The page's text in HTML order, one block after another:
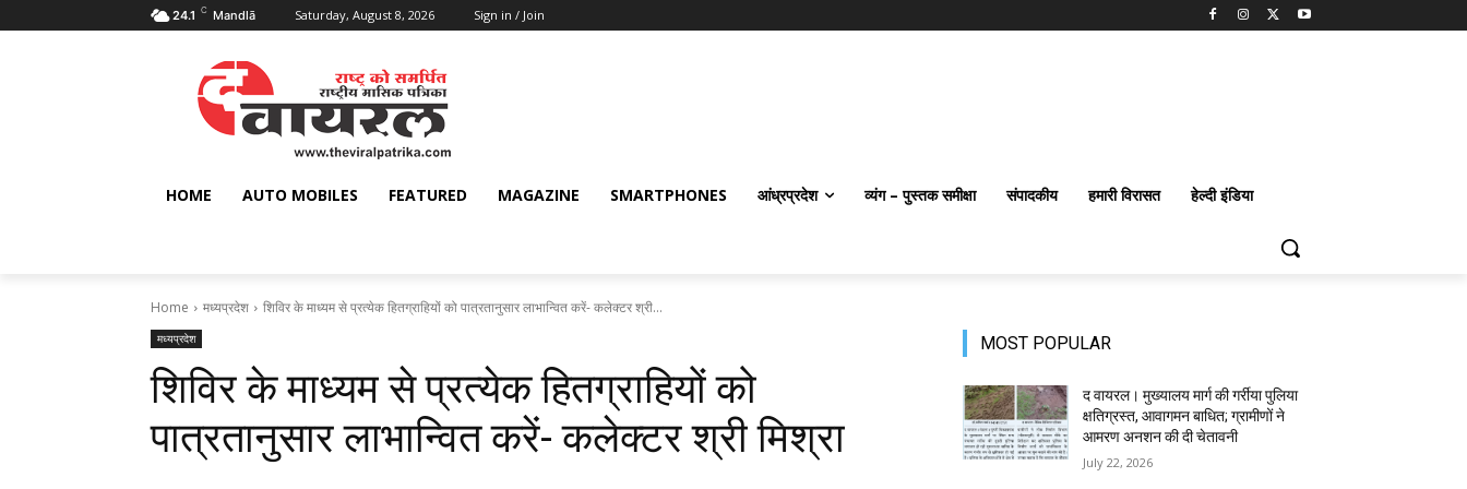
24.1 C Mandlā Saturday, August 8, 2026 Sign in / Join
HOME AUTO MOBILES FEATURED MAGAZINE SMARTPHONES आंध्रप्रदेश व्यंग – पुस्तक समीक्षा संपादकीय हमारी विरासत हेल्दी इंडिया
Home मध्यप्रदेश शिविर के माध्यम से प्रत्येक हितग्राहियों को पात्रतानुसार लाभान्वित करें- कलेक्टर श्री...
मध्यप्रदेश
शिविर के माध्यम से प्रत्येक हितग्राहियों को
पात्रतानुसार लाभान्वित करें- कलेक्टर श्री मिश्रा
MOST POPULAR
द वायरल। मुख्यालय मार्ग की गर्रीया पुलिया
क्षतिग्रस्त, आवागमन बाधित; ग्रामीणों ने
आमरण अनशन की दी चेतावनी
July 22, 2026